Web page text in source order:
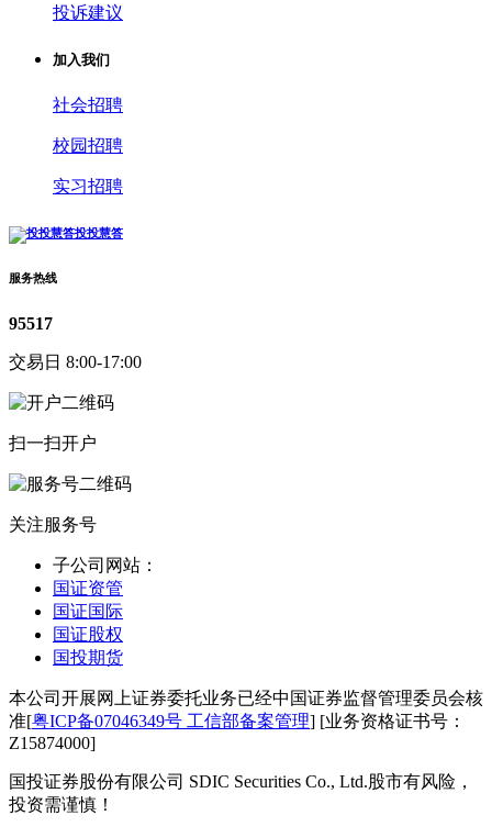
投诉建议
加入我们
社会招聘
校园招聘
实习招聘
投投慧答
服务热线
95517
交易日 8:00-17:00
扫一扫开户
关注服务号
子公司网站：
国证资管
国证国际
国证股权
国投期货
本公司开展网上证券委托业务已经中国证券监督管理委员会核
准[粤ICP备07046349号 工信部备案管理] [业务资格证书号：
Z15874000]
国投证券股份有限公司 SDIC Securities Co., Ltd.股市有风险，
投资需谨慎！